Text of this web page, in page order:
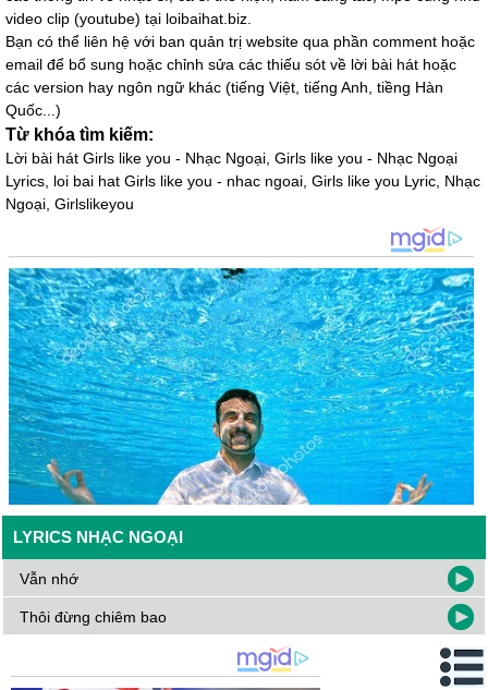
video clip (youtube) tại loibaihat.biz.
Bạn có thể liên hệ với ban quản trị website qua phần comment hoặc
email để bổ sung hoặc chỉnh sửa các thiếu sót về lời bài hát hoặc
các version hay ngôn ngữ khác (tiếng Việt, tiếng Anh, tiềng Hàn
Quốc...)
Từ khóa tìm kiếm:
Lời bài hát Girls like you - Nhạc Ngoại, Girls like you - Nhạc Ngoại
Lyrics, loi bai hat Girls like you - nhac ngoai, Girls like you Lyric, Nhạc
Ngoại, Girlslikeyou
LYRICS NHẠC NGOẠI
Vẫn nhớ
Thôi đừng chiêm bao